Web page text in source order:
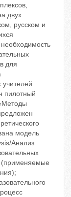
двух
русском и
необходимость
для
учителей
пилотный
модель
Анализ
(применяемые